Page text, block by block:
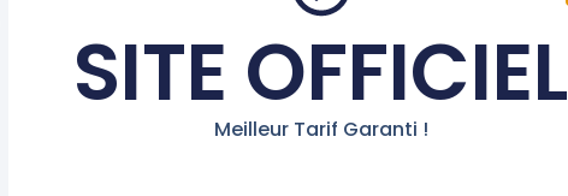
AVEC LE SOUTIEN DE LA RÉGION
SITE OFFICIEL
Meilleur Tarif Garanti !